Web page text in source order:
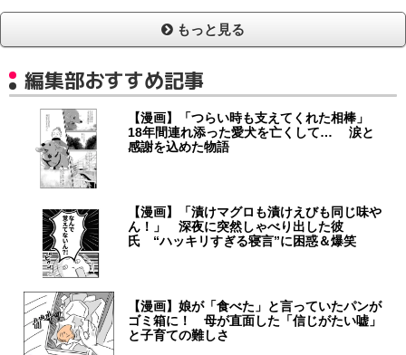
もっと見る
編集部おすすめ記事
【漫画】「つらい時も支えてくれた相棒」
18年間連れ添った愛犬を亡くして… 涙と
感謝を込めた物語
【漫画】「漬けマグロも漬けえびも同じ味や
ん！」 深夜に突然しゃべり出した彼
氏 “ハッキリすぎる寝言”に困惑＆爆笑
【漫画】娘が「食べた」と言っていたパンが
ゴミ箱に！ 母が直面した「信じがたい嘘」
と子育ての難しさ